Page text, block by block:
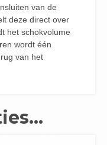
van de
deze direct over
het schokvolume
wordt één
van het